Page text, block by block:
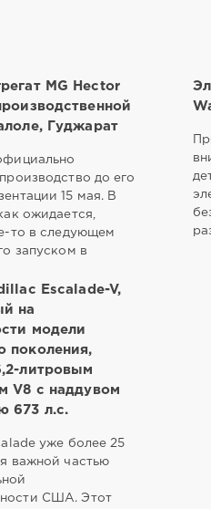
MG Hector
Гуджарат
до его
15 мая. В
ожидается,
то в следующем
запуском в
Escalade-V,
на
модели
поколения,
литровым
V8 с наддувом
673 л.с.
уже более 25
важной частью
США. Этот